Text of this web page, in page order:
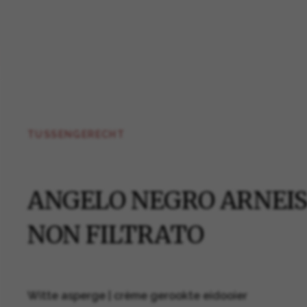
ANGELO NEGRO ARNEIS
NON FILTRATO
Witte asperge | crème gerookte eidooier